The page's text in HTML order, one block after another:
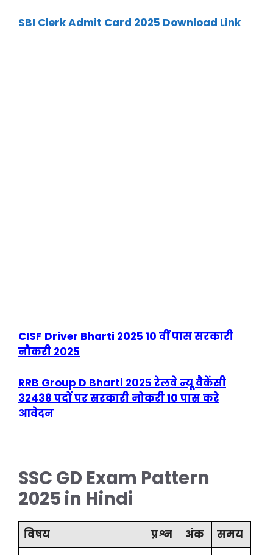
SBI Clerk Admit Card 2025 Download Link
CISF Driver Bharti 2025 10 वीं पास सरकारी
नौकरी 2025
RRB Group D Bharti 2025 रेलवे न्यू वैकेंसी
32438 पदों पर सरकारी नोकरी 10 पास करे
आवेदन
SSC GD Exam Pattern
2025 in Hindi
विषय प्रश्न अंक
समय